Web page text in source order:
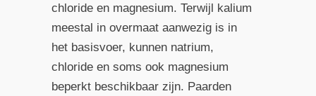
chloride en magnesium. Terwijl kalium
meestal in overmaat aanwezig is in
het basisvoer, kunnen natrium,
chloride en soms ook magnesium
beperkt beschikbaar zijn. Paarden